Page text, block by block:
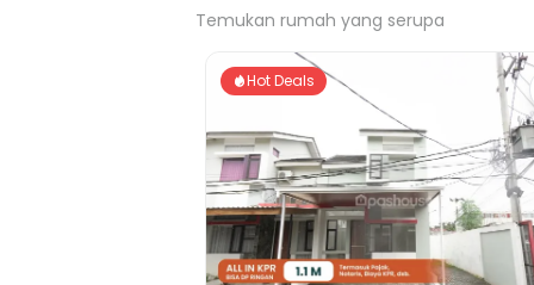
Temukan rumah yang serupa
Hot Deals